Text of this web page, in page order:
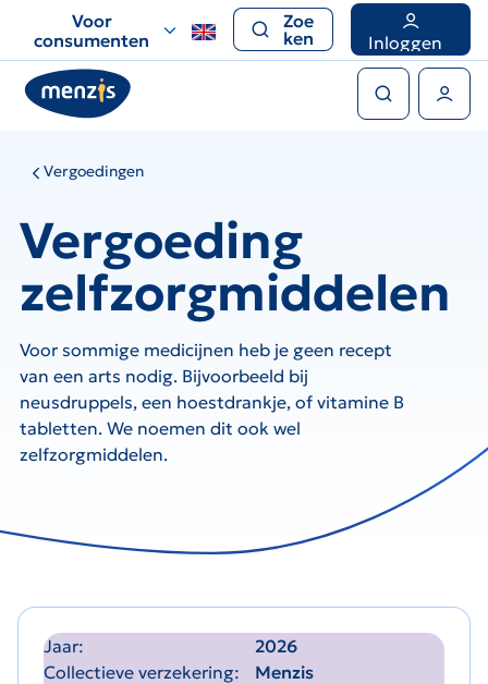
voor
snelle
navigatie
Voor
consumenten
Zoe
ken
Inloggen
Vergoedingen
Vergoeding
zelfzorgmiddelen
Voor sommige medicijnen heb je geen recept
van een arts nodig. Bijvoorbeeld bij
neusdruppels, een hoestdrankje, of vitamine B
tabletten. We noemen dit ook wel
zelfzorgmiddelen.
Jaar
2026
Collectieve verzekering
Menzis